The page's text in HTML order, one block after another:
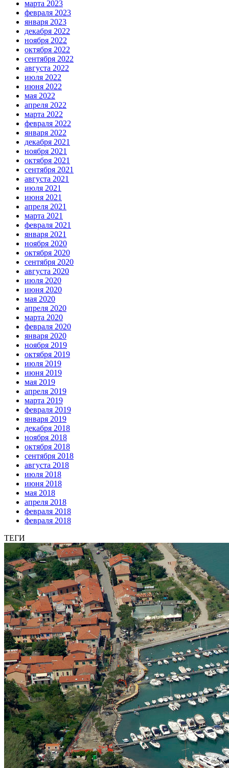
марта 2023
февраля 2023
января 2023
декабря 2022
ноября 2022
октября 2022
сентября 2022
августа 2022
июля 2022
июня 2022
мая 2022
апреля 2022
марта 2022
февраля 2022
января 2022
декабря 2021
ноября 2021
октября 2021
сентября 2021
августа 2021
июля 2021
июня 2021
апреля 2021
марта 2021
февраля 2021
января 2021
ноября 2020
октября 2020
сентября 2020
августа 2020
июля 2020
июня 2020
мая 2020
апреля 2020
марта 2020
февраля 2020
января 2020
ноября 2019
октября 2019
июля 2019
июня 2019
мая 2019
апреля 2019
марта 2019
февраля 2019
января 2019
декабря 2018
ноября 2018
октября 2018
сентября 2018
августа 2018
июля 2018
июня 2018
мая 2018
апреля 2018
февраля 2018
февраля 2018
ТЕГИ